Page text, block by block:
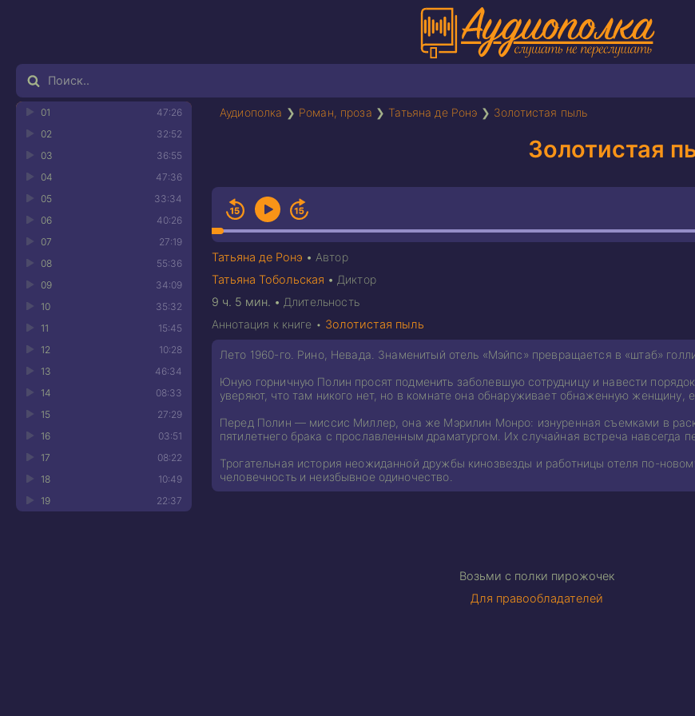
Аудиополка ❯ Роман, проза ❯ Татьяна де Ронэ ❯ Золотистая пыль
Золотистая
Татьяна де Ронэ • Автор
Татьяна Тобольская • Диктор
9 ч. 5 мин. • Длительность
47:26
01
32:52
02
36:55
03
47:36
04
33:34
05
40:26
06
27:19
07
55:36
08
34:09
09
35:32
10
15:45
11
10:28
12
46:34
13
08:33
14
27:29
15
03:51
16
08:22
17
10:49
18
22:37
19
Аннотация к книге • Золотистая пыль
Лето 1960-го. Рино, Невада. Знаменитый отель «Мэйпс» превращается в «штаб»
Юную горничную Полин просят подменить заболевшую сотрудницу и навести
уверяют, что там никого нет, но в комнате она обнаруживает обнаженную женщину,
Перед Полин — миссис Миллер, она же Мэрилин Монро: изнуренная съемками в
пятилетнего брака с прославленным драматургом. Их случайная встреча навсегда
Трогательная история неожиданной дружбы кинозвезды и работницы отеля по-
человечность и неизбывное одиночество.
Возьми с полки пирожочек
Для правообладателей